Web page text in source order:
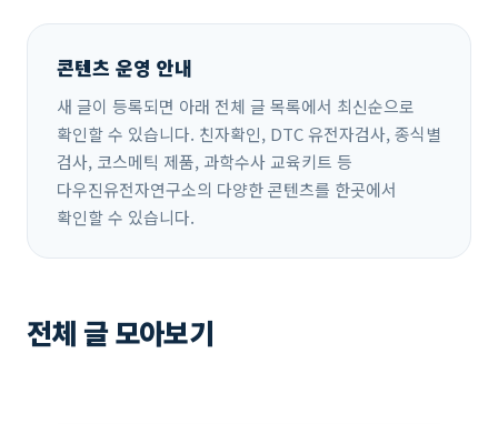
콘텐츠 운영 안내
새 글이 등록되면 아래 전체 글 목록에서 최신순으로
확인할 수 있습니다. 친자확인, DTC 유전자검사, 종식별
검사, 코스메틱 제품, 과학수사 교육키트 등
다우진유전자연구소의 다양한 콘텐츠를 한곳에서
확인할 수 있습니다.
전체 글 모아보기